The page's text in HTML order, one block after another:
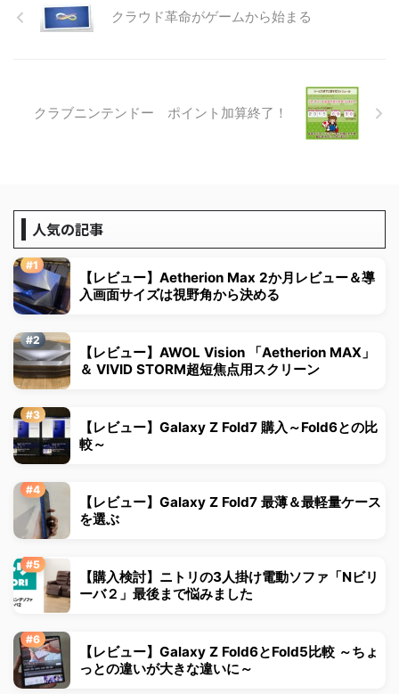
クラウド革命がゲームから始まる
クラブニンテンドー ポイント加算終了！
人気の記事
【レビュー】Aetherion Max 2か月レビュー＆導
入画面サイズは視野角から決める
【レビュー】AWOL Vision 「Aetherion MAX」
＆ VIVID STORM超短焦点用スクリーン
【レビュー】Galaxy Z Fold7 購入～Fold6との比
較～
【レビュー】Galaxy Z Fold7 最薄＆最軽量ケース
を選ぶ
【購入検討】ニトリの3人掛け電動ソファ「Nビリ
ーバ２」最後まで悩みました
【レビュー】Galaxy Z Fold6とFold5比較 ～ちょ
っとの違いが大きな違いに～